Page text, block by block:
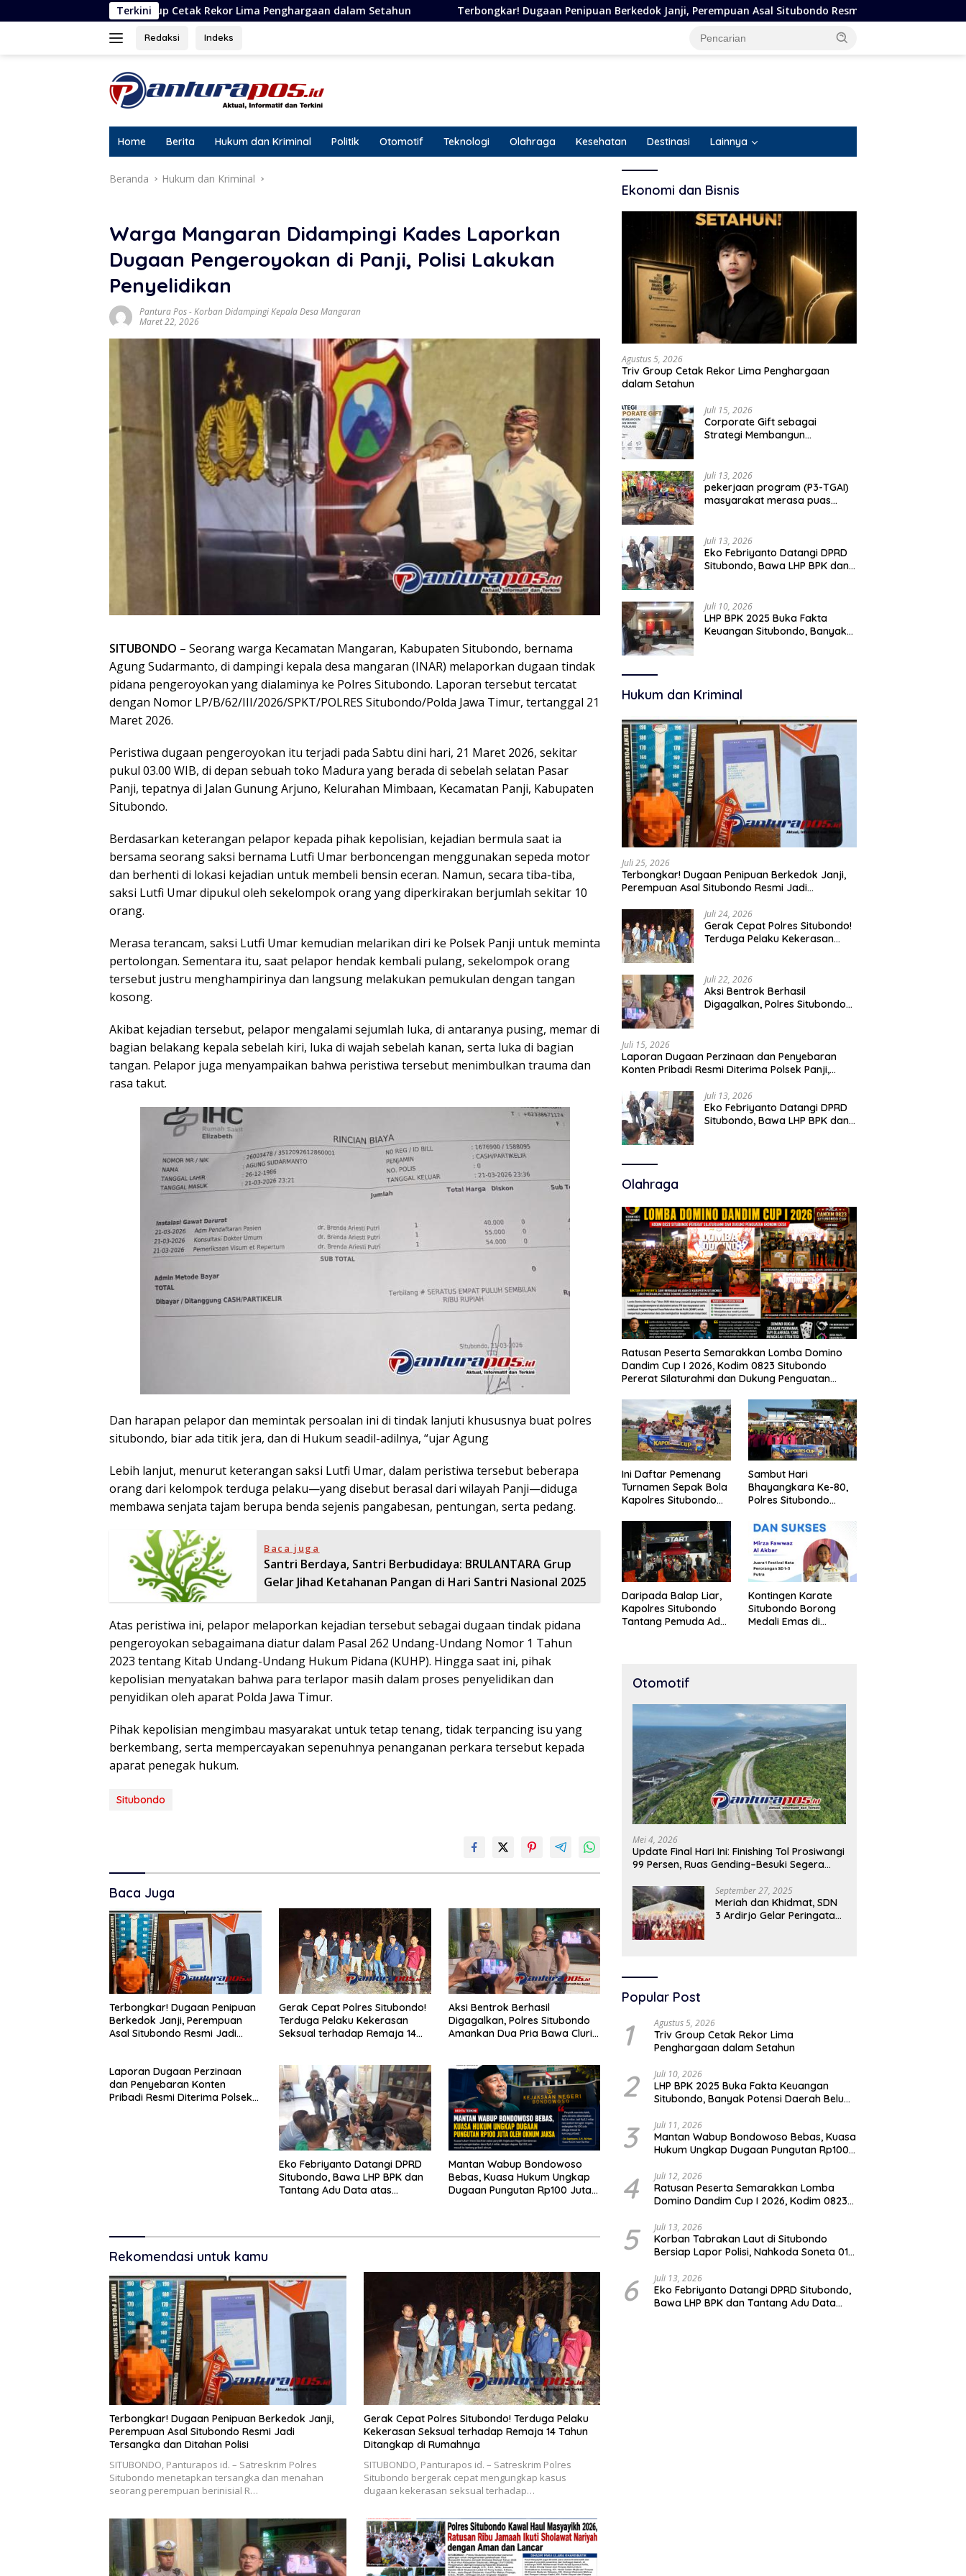
ke
Terkini
Cetak Rekor Lima Penghargaan dalam Setahun Terbongkar! Dugaan Penipuan Berkedok Janji, Perempuan Asal Situbondo Resmi Jadi Tersangka dan Ditahan Polisi
Redaksi Indeks
Home Berita Hukum dan Kriminal Politik Otomotif Teknologi Olahraga Kesehatan Destinasi Lainnya
Beranda Hukum dan Kriminal
Warga Mangaran Didampingi Kades Laporkan
Dugaan Pengeroyokan di Panji, Polisi Lakukan
Penyelidikan
Pantura Pos-Korban Didampingi Kepala Desa Mangaran
Maret 22, 2026
SITUBONDO – Seorang warga Kecamatan Mangaran, Kabupaten Situbondo, bernama
Agung Sudarmanto, di dampingi kepala desa mangaran (INAR) melaporkan dugaan tindak
pidana pengeroyokan yang dialaminya ke Polres Situbondo. Laporan tersebut tercatat
dengan Nomor LP/B/62/III/2026/SPKT/POLRES Situbondo/Polda Jawa Timur, tertanggal 21
Maret 2026.
Peristiwa dugaan pengeroyokan itu terjadi pada Sabtu dini hari, 21 Maret 2026, sekitar
pukul 03.00 WIB, di depan sebuah toko Madura yang berada di sebelah selatan Pasar
Panji, tepatnya di Jalan Gunung Arjuno, Kelurahan Mimbaan, Kecamatan Panji, Kabupaten
Situbondo.
Berdasarkan keterangan pelapor kepada pihak kepolisian, kejadian bermula saat ia
bersama seorang saksi bernama Lutfi Umar berboncengan menggunakan sepeda motor
dan berhenti di lokasi kejadian untuk membeli bensin eceran. Namun, secara tiba-tiba,
saksi Lutfi Umar dipukul oleh sekelompok orang yang diperkirakan berjumlah sekitar 10
orang.
Merasa terancam, saksi Lutfi Umar kemudian melarikan diri ke Polsek Panji untuk meminta
pertolongan. Sementara itu, saat pelapor hendak kembali pulang, sekelompok orang
tersebut justru menghampirinya dan langsung melakukan pemukulan dengan tangan
kosong.
Akibat kejadian tersebut, pelapor mengalami sejumlah luka, di antaranya pusing, memar di
bagian belakang kepala sebelah kiri, luka di wajah sebelah kanan, serta luka di bagian
tangan. Pelapor juga menyampaikan bahwa peristiwa tersebut menimbulkan trauma dan
rasa takut.
Dan harapan pelapor dan memintak persoalan ini di tindak lanjuti khususnya buat polres
situbondo, biar ada titik jera, dan di Hukum seadil-adilnya, “ujar Agung
Lebih lanjut, menurut keterangan saksi Lutfi Umar, dalam peristiwa tersebut beberapa
orang dari kelompok terduga pelaku—yang disebut berasal dari wilayah Panji—diduga
membawa senjata tajam berupa benda sejenis pangabesan, pentungan, serta pedang.
Baca juga
Santri Berdaya, Santri Berbudidaya: BRULANTARA Grup
Gelar Jihad Ketahanan Pangan di Hari Santri Nasional 2025
Atas peristiwa ini, pelapor melaporkan kejadian tersebut sebagai dugaan tindak pidana
pengeroyokan sebagaimana diatur dalam Pasal 262 Undang-Undang Nomor 1 Tahun
2023 tentang Kitab Undang-Undang Hukum Pidana (KUHP). Hingga saat ini, pihak
kepolisian menyatakan bahwa para terlapor masih dalam proses penyelidikan dan
penyidikan oleh aparat Polda Jawa Timur.
Pihak kepolisian mengimbau masyarakat untuk tetap tenang, tidak terpancing isu yang
berkembang, serta mempercayakan sepenuhnya penanganan perkara tersebut kepada
aparat penegak hukum.
Situbondo
Baca Juga
Terbongkar! Dugaan Penipuan
Berkedok Janji, Perempuan
Asal Situbondo Resmi Jadi
Gerak Cepat Polres Situbondo!
Terduga Pelaku Kekerasan
Seksual terhadap Remaja 14
Aksi Bentrok Berhasil
Digagalkan, Polres Situbondo
Amankan Dua Pria Bawa Clurit
Laporan Dugaan Perzinaan
dan Penyebaran Konten
Pribadi Resmi Diterima Polsek
Eko Febriyanto Datangi DPRD
Situbondo, Bawa LHP BPK dan
Tantang Adu Data atas
Mantan Wabup Bondowoso
Bebas, Kuasa Hukum Ungkap
Dugaan Pungutan Rp100 Juta
Rekomendasi untuk kamu
Terbongkar! Dugaan Penipuan Berkedok Janji,
Perempuan Asal Situbondo Resmi Jadi
Tersangka dan Ditahan Polisi
SITUBONDO, Panturapos id. – Satreskrim Polres
Situbondo menetapkan tersangka dan menahan
seorang perempuan berinisial R…
Gerak Cepat Polres Situbondo! Terduga Pelaku
Kekerasan Seksual terhadap Remaja 14 Tahun
Ditangkap di Rumahnya
SITUBONDO, Panturapos id. – Satreskrim Polres
Situbondo bergerak cepat mengungkap kasus
dugaan kekerasan seksual terhadap…
Ekonomi dan Bisnis
Agustus 5, 2026
Triv Group Cetak Rekor Lima Penghargaan
dalam Setahun
Juli 15, 2026
Corporate Gift sebagai
Strategi Membangun
Juli 13, 2026
pekerjaan program (P3-TGAI)
masyarakat merasa puas
Juli 13, 2026
Eko Febriyanto Datangi DPRD
Situbondo, Bawa LHP BPK dan
Juli 10, 2026
LHP BPK 2025 Buka Fakta
Keuangan Situbondo, Banyak
Hukum dan Kriminal
Juli 25, 2026
Terbongkar! Dugaan Penipuan Berkedok Janji,
Perempuan Asal Situbondo Resmi Jadi
Juli 24, 2026
Gerak Cepat Polres Situbondo!
Terduga Pelaku Kekerasan
Juli 22, 2026
Aksi Bentrok Berhasil
Digagalkan, Polres Situbondo
Juli 15, 2026
Laporan Dugaan Perzinaan dan Penyebaran
Konten Pribadi Resmi Diterima Polsek Panji,
Juli 13, 2026
Eko Febriyanto Datangi DPRD
Situbondo, Bawa LHP BPK dan
Olahraga
Ratusan Peserta Semarakkan Lomba Domino
Dandim Cup I 2026, Kodim 0823 Situbondo
Pererat Silaturahmi dan Dukung Penguatan
Ini Daftar Pemenang
Turnamen Sepak Bola
Kapolres Situbondo
Kelompok Umur 10
Tahun
Sambut Hari
Bhayangkara Ke-80,
Polres Situbondo
Sepak Bola Kapolres
Cup 2026
Daripada Balap Liar,
Kapolres Situbondo
Tantang Pemuda Adu
Kontingen Karate
Situbondo Borong
Medali Emas di
Otomotif
Mei 4, 2026
Update Final Hari Ini: Finishing Tol Prosiwangi
99 Persen, Ruas Gending–Besuki Segera
September 27, 2025
Meriah dan Khidmat, SDN
3 Ardirjo Gelar Peringatan
Popular Post
1 Agustus 5, 2026
Triv Group Cetak Rekor Lima
Penghargaan dalam Setahun
2 Juli 10, 2026
LHP BPK 2025 Buka Fakta Keuangan
Situbondo, Banyak Potensi Daerah Belum
3 Juli 11, 2026
Mantan Wabup Bondowoso Bebas, Kuasa
Hukum Ungkap Dugaan Pungutan Rp100
4 Juli 12, 2026
Ratusan Peserta Semarakkan Lomba
Domino Dandim Cup I 2026, Kodim 0823
Dukung Penguatan Ekonomi Desa
5 Juli 13, 2026
Korban Tabrakan Laut di Situbondo
Bersiap Lapor Polisi, Nahkoda Soneta 01
Rusak
6 Juli 13, 2026
Eko Febriyanto Datangi DPRD Situbondo,
Bawa LHP BPK dan Tantang Adu Data